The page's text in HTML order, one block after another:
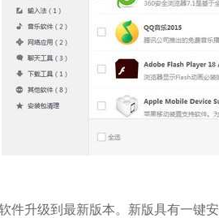
升级到最新版本。新版具有一键安